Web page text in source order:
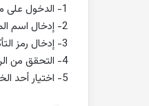
1- الدخول على موقع البوابة الوطنية للعمل (
2- إدخال اسم المستخدم وكلمة المرور الخاصة بك للدخول على نظام (
3- إدخال رمز التأكيد المرسل.
4- التحقق من الرمز المرسل .
5- اختيار أحد الخدمات المتاحة للمستفيد.